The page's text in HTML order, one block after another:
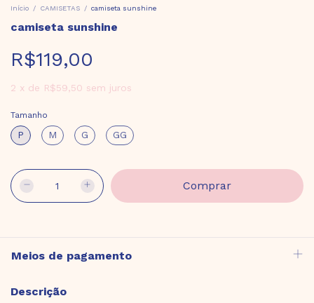
Início / CAMISETAS / camiseta sunshine
camiseta sunshine
R$119,00
2 x de R$59,50 sem juros
Tamanho
P M G GG
Meios de pagamento
Descrição